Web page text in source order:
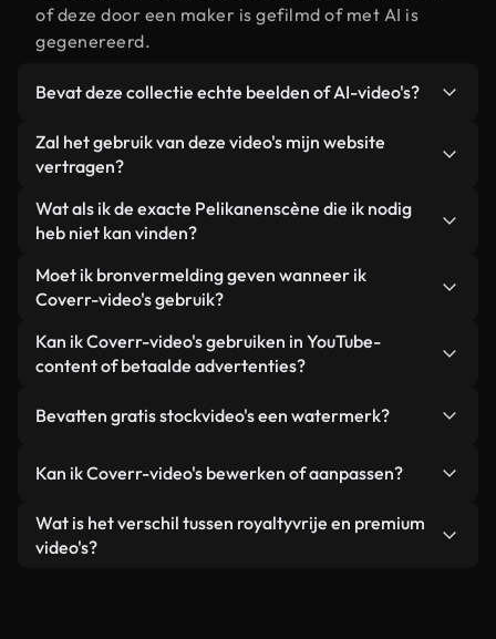
of deze door een maker is gefilmd of met AI is
gegenereerd.
Bevat deze collectie echte beelden of AI-video's?
Beide. Dit is een hybride bibliotheek die bestaat
uit echte, door mensen gefilmde beelden van
video's. Elke video is duidelijk gelabeld, zodat je
altijd weet wat je gebruikt.
Zal het gebruik van deze video's mijn website
vertragen?
Niet als u voor onze geoptimaliseerde versies
kiest. Wij bieden lichtgewicht, webklare formaten
achtergrond. Zo blijft de kwaliteit hoog, worden de
laadtijden geminimaliseerd en worden
statistieken zoals LCP verbeterd.
Wat als ik de exacte Pelikanenscène die ik nodig
heb niet kan vinden?
Met Coverr AI Studio maak je direct een video.
Beschrijf de scène – bijvoorbeeld "Pelikanen bij
enkele seconden een gepersonaliseerde video die
voldoet aan onze licentievoorwaarden.
Moet ik bronvermelding geven wanneer ik
Coverr-video's gebruik?
Naamsvermelding is niet vereist. Alle video's in
onze stockbibliotheek zijn royaltyvrij en kunnen
hoewel dit altijd op prijs wordt gesteld.
Kan ik Coverr-video's gebruiken in YouTube-
content of betaalde advertenties?
gebruikt in YouTube-video's met advertentie-
advertenties van klanten, zolang je de beelden
een losstaand product.
Bevatten gratis stockvideo's een watermerk?
zijn of door AI gegenereerd – bevat watermerken.
Je krijgt schoon, direct bruikbaar beeldmateriaal.
Kan ik Coverr-video's bewerken of aanpassen?
Ja. Je mag onze video's inkorten, bijsnijden of
remixen. Zorg er wel voor dat het eindproduct
Wat is het verschil tussen royaltyvrije en premium
video's?